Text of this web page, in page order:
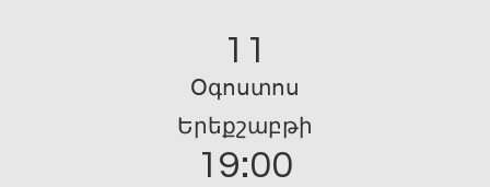
11
Օգոստոս
Երեքշաբթի
19:00